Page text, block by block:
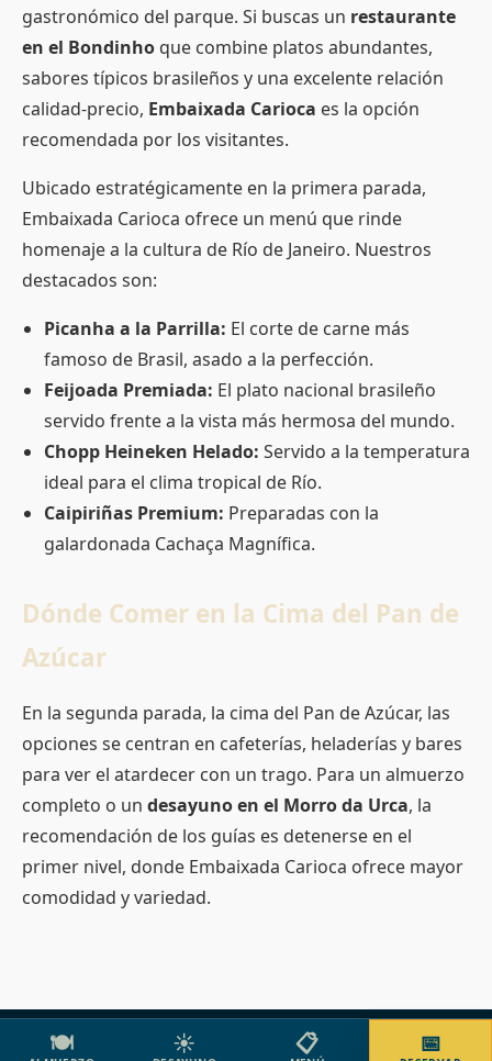
gastronómico del parque. Si buscas un restaurante
en el Bondinho que combine platos abundantes,
sabores típicos brasileños y una excelente relación
calidad-precio, Embaixada Carioca es la opción
recomendada por los visitantes.
Ubicado estratégicamente en la primera parada,
Embaixada Carioca ofrece un menú que rinde
homenaje a la cultura de Río de Janeiro. Nuestros
destacados son:
Picanha a la Parrilla: El corte de carne más
famoso de Brasil, asado a la perfección.
Feijoada Premiada: El plato nacional brasileño
servido frente a la vista más hermosa del mundo.
Chopp Heineken Helado: Servido a la temperatura
ideal para el clima tropical de Río.
Caipiriñas Premium: Preparadas con la
galardonada Cachaça Magnífica.
Dónde Comer en la Cima del Pan de
Azúcar
En la segunda parada, la cima del Pan de Azúcar, las
opciones se centran en cafeterías, heladerías y bares
para ver el atardecer con un trago. Para un almuerzo
completo o un desayuno en el Morro da Urca, la
recomendación de los guías es detenerse en el
primer nivel, donde Embaixada Carioca ofrece mayor
comodidad y variedad.
🍽️ ☀️ 📋 📅